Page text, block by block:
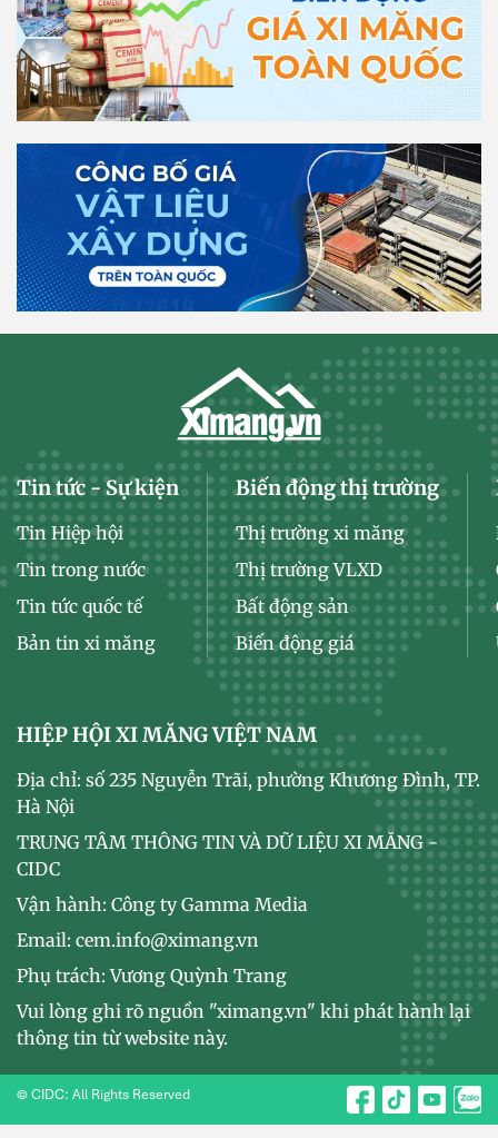
Tin tức - Sự kiện
Tin Hiệp hội
Tin trong nước
Tin tức quốc tế
Bản tin xi măng
Biến động thị trường
Thị trường xi măng
Thị trường VLXD
Bất động sản
Biến động giá
HIỆP HỘI XI MĂNG VIỆT NAM
Địa chỉ: số 235 Nguyễn Trãi, phường Khương Đình, TP.
Hà Nội
TRUNG TÂM THÔNG TIN VÀ DỮ LIỆU XI MĂNG -
CIDC
Vận hành: Công ty Gamma Media
Email: cem.info@ximang.vn
Phụ trách: Vương Quỳnh Trang
Vui lòng ghi rõ nguồn "ximang.vn" khi phát hành lại
thông tin từ website này.
© CIDC: All Rights Reserved